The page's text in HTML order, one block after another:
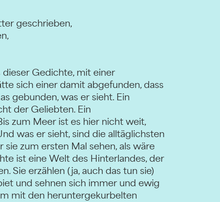
geschrieben,
dieser Gedichte, mit einer
sich einer damit abgefunden, dass
gebunden, was er sieht. Ein
der Geliebten. Ein
zum Meer ist es hier nicht weit,
was er sieht, sind die alltäglichsten
sie zum ersten Mal sehen, als wäre
ist eine Welt des Hinterlandes, der
Sie erzählen (ja, auch das tun sie)
und sehnen sich immer und ewig
mit den heruntergekurbelten